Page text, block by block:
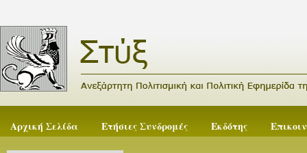
Αρχική Σελίδα Ετήσιες Συνδρομές Εκδότης